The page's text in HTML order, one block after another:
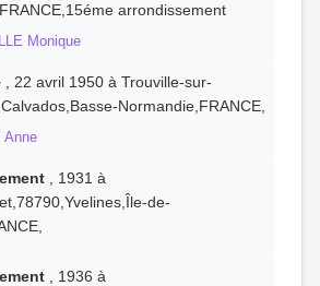
arrondissement
Monique
, 22 avril 1950 à Trouville-sur-
Normandie,FRANCE,
Anne
, 1931 à
de-
, 1936 à